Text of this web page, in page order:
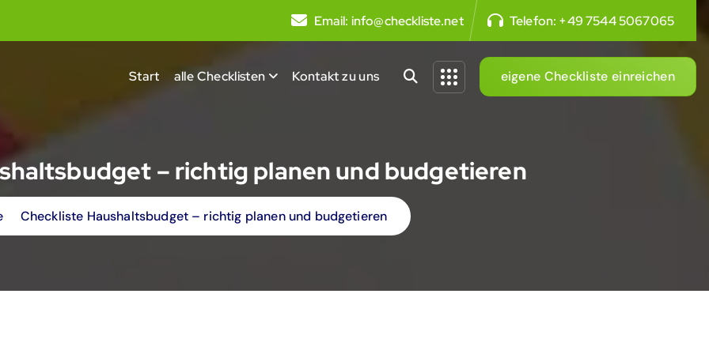
Email: info@checkliste.net Telefon: +49 7544 5067065
Start alle Checklisten Kontakt zu uns eigene Checkliste einreichen
– richtig planen und budgetieren
Checkliste Haushaltsbudget – richtig planen und budgetieren